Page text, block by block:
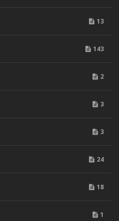
13
143
2
3
3
24
18
1